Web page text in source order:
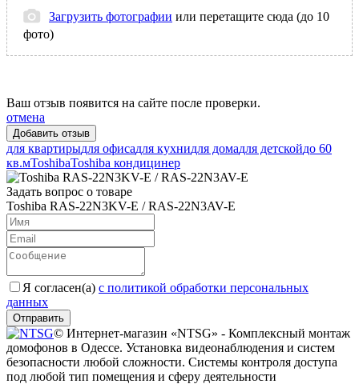
Загрузить фотографии или перетащите сюда (до 10
фото)
Ваш отзыв появится на сайте после проверки.
отмена
для квартирыдля офисадля кухнидля домадля детскойдо 60
кв.мToshibaToshiba кондицинер
Задать вопрос о товаре
Toshiba RAS-22N3KV-E / RAS-22N3AV-E
Я согласен(a) с политикой обработки персональных
данных
Отправить
© Интернет-магазин «NTSG» - Комплексный монтаж
домофонов в Одессе. Установка видеонаблюдения и систем
безопасности любой сложности. Системы контроля доступа
под любой тип помещения и сферу деятельности